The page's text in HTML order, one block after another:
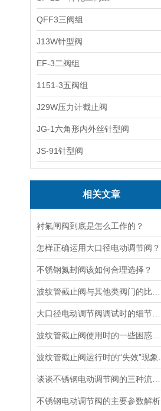
QFF3三阀组
J13W针型阀
EF-3二阀组
1151-3五阀组
J29W压力计截止阀
JG-1六角形内外丝针型阀
JS-91针型阀
相关文章
衬氟闸阀到底是怎么工作的？
怎样正确运用大口径电动调节阀？
不锈钢氮封阀该如何合理选择？
不锈钢电动调节阀的主要参数解析